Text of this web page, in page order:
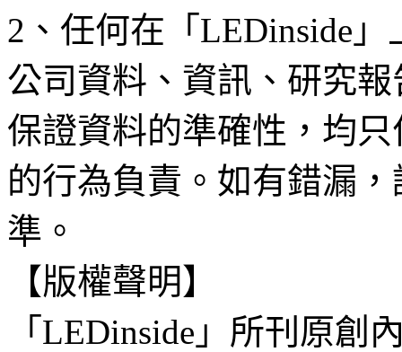
2、任何在「LEDinside
公司資料、資訊、研究
保證資料的準確性，均
的行為負責。如有錯漏
準。
【版權聲明】
「LEDinside」所刊原創